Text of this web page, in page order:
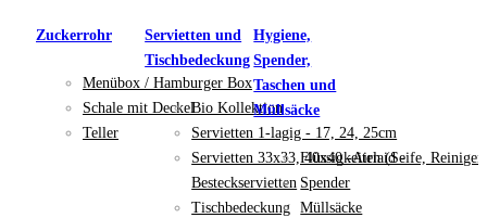
Zuckerrohr
Menübox / Hamburger Box
Schale mit Deckel
Teller
Servietten und
Tischbedeckung
Bio Kollektion
Servietten 1-lagig - 17, 24, 25cm
Servietten 33x33, 40x40 -Airlaid -
Besteckservietten
Tischbedeckung
Hygiene,
Spender,
Taschen und
Müllsäcke
Flüssigkeiten (Seife,
Spender
Müllsäcke